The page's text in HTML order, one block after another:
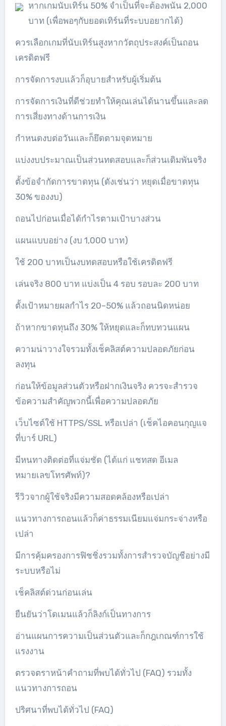
หากเกมนับเทิร์น 50% จำเป็นที่จะต้องพนัน 2,000
บาท (เพื่อพอๆกับยอดเทิร์นที่ระบบอยากได้)
ควรเลือกเกมที่นับเทิร์นสูงหากวัตถุประสงค์เป็นถอน
เครดิตฟรี
การจัดการงบแล้วก็อุบายสำหรับผู้เริ่มต้น
การจัดการเงินที่ดีช่วยทำให้คุณเล่นได้นานขึ้นและลด
การเสี่ยงทางด้านการเงิน
กำหนดงบต่อวันและก็ยึดตามจุดหมาย
แบ่งงบประมาณเป็นส่วนทดสอบและก็ส่วนเดิมพันจริง
ตั้งข้อจำกัดการขาดทุน (ดังเช่นว่า หยุดเมื่อขาดทุน
30% ของงบ)
ถอนไปก่อนเมื่อได้กำไรตามเป้าบางส่วน
แผนแบบอย่าง (งบ 1,000 บาท)
ใช้ 200 บาทเป็นงบทดสอบหรือใช้เครดิตฟรี
เล่นจริง 800 บาท แบ่งเป็น 4 รอบ รอบละ 200 บาท
ตั้งเป้าหมายผลกำไร 20–50% แล้วถอนนิดหน่อย
ถ้าหากขาดทุนถึง 30% ให้หยุดและก็ทบทวนแผน
ความน่าวางใจรวมทั้งเช็คลิสต์ความปลอดภัยก่อน
ลงทุน
ก่อนให้ข้อมูลส่วนตัวหรือฝากเงินจริง ควรจะสำรวจ
ข้อความสำคัญพวกนี้เพื่อความปลอดภัย
เว็บไซต์ใช้ HTTPS/SSL หรือเปล่า (เช็คไอคอนกุญแจ
ที่บาร์ URL)
มีหนทางติดต่อที่แจ่มชัด (ได้แก่ แชทสด อีเมล
หมายเลขโทรศัพท์)?
รีวิวจากผู้ใช้จริงมีความสอดคล้องหรือเปล่า
แนวทางการถอนแล้วก็ค่าธรรมเนียมแจ่มกระจ่างหรือ
เปล่า
มีการคุ้มครองการฟิชชิ่งรวมทั้งการสำรวจบัญชีอย่างมี
ระบบหรือไม่
เช็คลิสต์ด่วนก่อนเล่น
ยืนยันว่าโดเมนแล้วก็ลิงก์เป็นทางการ
อ่านแผนการความเป็นส่วนตัวและก็กฎเกณฑ์การใช้
แรงงาน
ตรวจตราหน้าคำถามที่พบได้ทั่วไป (FAQ) รวมทั้ง
แนวทางการถอน
ปริศนาที่พบได้ทั่วไป (FAQ)